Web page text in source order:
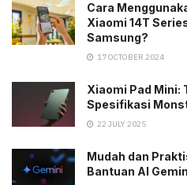
Cara
Xiaomi 14T
Samsung?
17 OCTOBER 2024
Xiaomi Pad Mini:
Spesifikasi
22 JULY 2025
Mudah dan
Bantuan AI